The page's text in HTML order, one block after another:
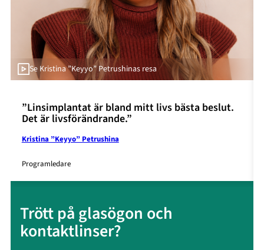
Se Kristina ”Keyyo” Petrushinas resa
”Linsimplantat är bland mitt livs bästa beslut.
Det är livsförändrande.”
Kristina ”Keyyo” Petrushina
Programledare
Trött på glasögon och
kontaktlinser?